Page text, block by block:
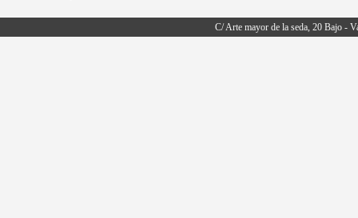
C/ Arte mayor de la seda, 20 Bajo -